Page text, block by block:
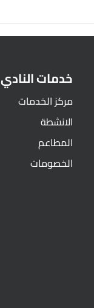
خدمات النادي
مركز الخدمات
الانشطة
المطاعم
الخصومات